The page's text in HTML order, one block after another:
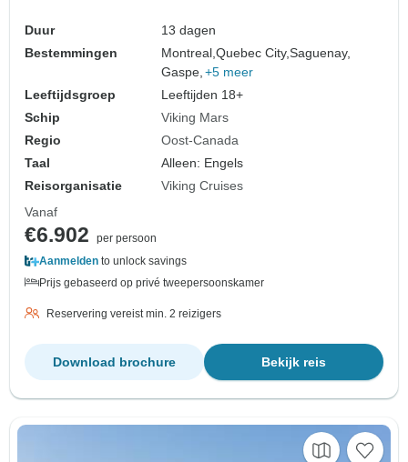
Duur
13 dagen
Bestemmingen
Montreal,Quebec City,Saguenay,
Gaspe, +5 meer
Leeftijdsgroep
Leeftijden 18+
Schip
Viking Mars
Regio
Oost-Canada
Taal
Alleen: Engels
Reisorganisatie
Viking Cruises
Vanaf
€6.902
per persoon
Aanmelden to unlock savings
Prijs gebaseerd op privé tweepersoonskamer
Reservering vereist min. 2 reizigers
Bekijk reis
Download brochure